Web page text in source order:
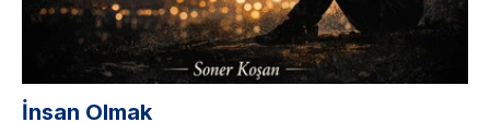
İnsan Olmak